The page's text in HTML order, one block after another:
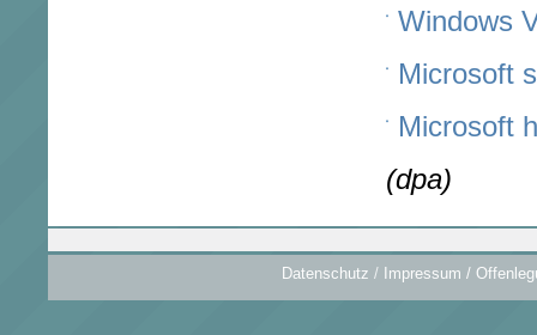
Windows
Microsoft
Microsoft
(dpa)
Datenschutz / Impressum /